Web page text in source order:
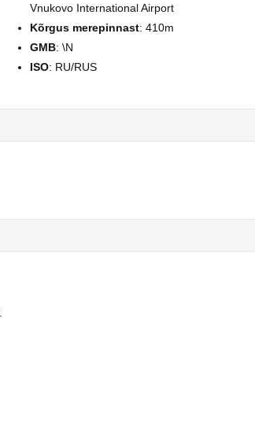
Vnukovo International Airport
Kõrgus merepinnast: 410m
GMB: \N
ISO: RU/RUS